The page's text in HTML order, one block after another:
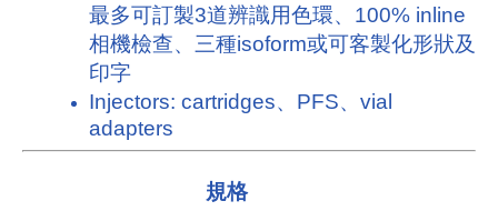
最多可訂製3道辨識用色環、100% inline
相機檢查、三種isoform或可客製化形狀及
印字
Injectors: cartridges、PFS、vial
adapters
規格